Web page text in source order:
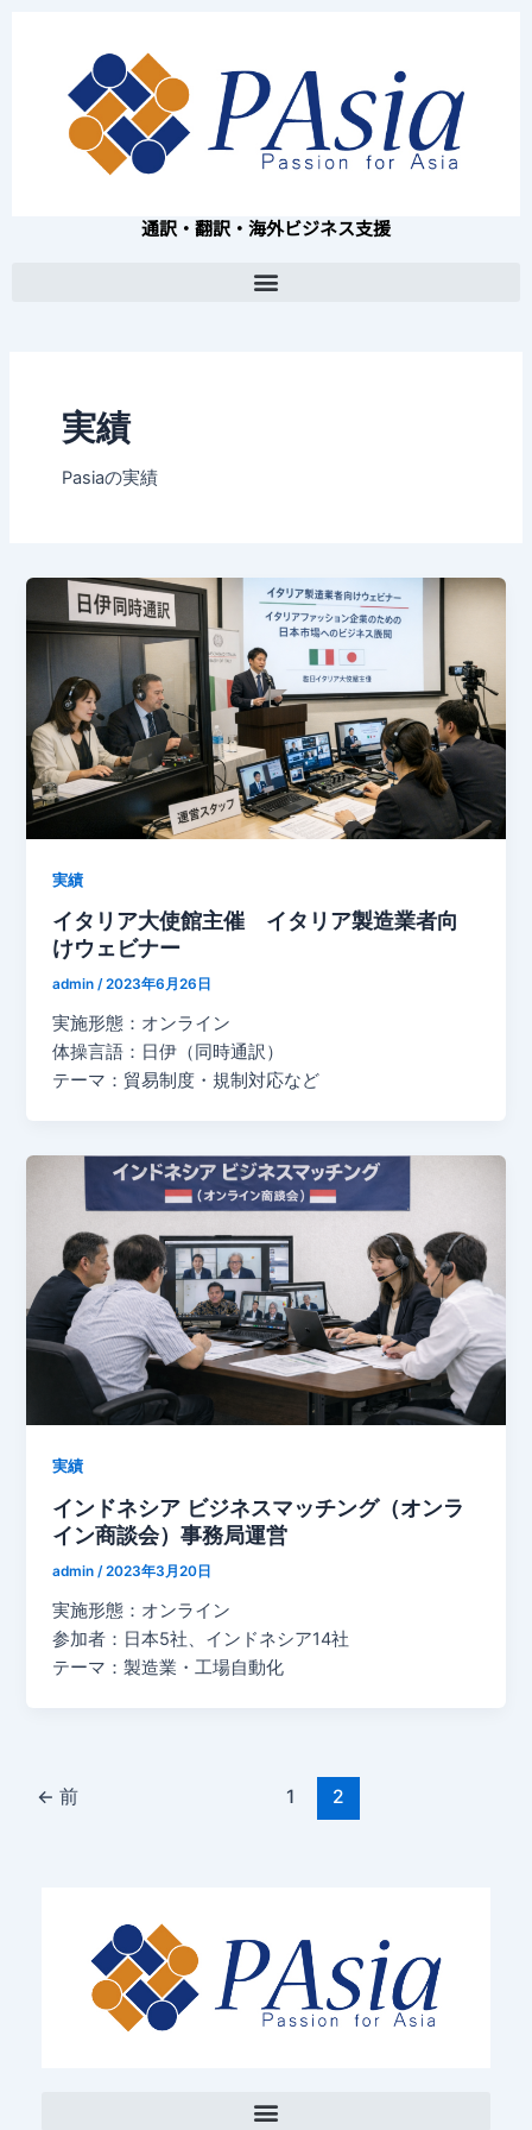
通訳・翻訳・海外ビジネス支援
実績
Pasiaの実績
実績
イタリア大使館主催 イタリア製造業者向
けウェビナー
admin/2023年6月26日
実施形態：オンライン
体操言語：日伊（同時通訳）
テーマ：貿易制度・規制対応など
実績
インドネシア ビジネスマッチング（オンラ
イン商談会）事務局運営
admin/2023年3月20日
実施形態：オンライン
参加者：日本5社、インドネシア14社
テーマ：製造業・工場自動化
← 前 1 2